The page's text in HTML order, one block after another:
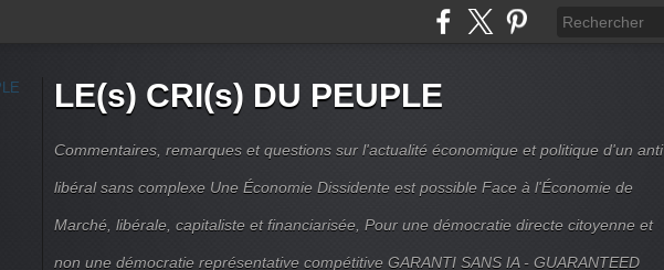
LE(s) CRI(s) DU PEUPLE
Commentaires, remarques et questions sur l'actualité économique et politique d'un anti
libéral sans complexe Une Économie Dissidente est possible Face à l'Économie de
Marché, libérale, capitaliste et financiarisée, Pour une démocratie directe citoyenne et
non une démocratie représentative compétitive GARANTI SANS IA - GUARANTEED